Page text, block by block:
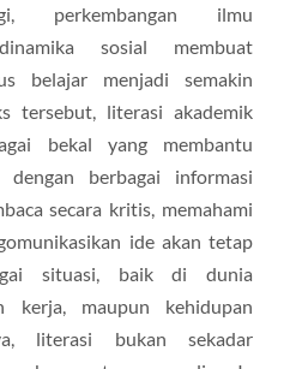
perkembangan ilmu
sosial membuat
belajar menjadi semakin
tersebut, literasi akademik
bekal yang membantu
dengan berbagai informasi
secara kritis, memahami
ide akan tetap
situasi, baik di dunia
kerja, maupun kehidupan
literasi bukan sekadar